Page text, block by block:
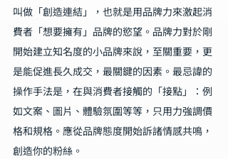
叫做「創造連結」，也就是用品牌力來激起消
費者「想要擁有」品牌的慾望。品牌力對於剛
開始建立知名度的小品牌來說，至關重要，更
是能促進長久成交，最關鍵的因素。最忌諱的
操作手法是，在與消費者接觸的「接點」：例
如文案、圖片、體驗氛圍等等，只用力強調價
格和規格。應從品牌態度開始訴諸情感共鳴，
創造你的粉絲。